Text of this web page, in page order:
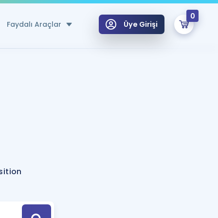
Faydalı Araçlar
Hesaplama Aracı
için Öneriler
Tek Takvimde
Üye Girişi
0
Hoca ile seni sınava hazırlayacak onlarca eğitim seni bekliyor!